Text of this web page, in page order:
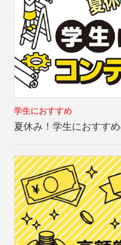
学生におすすめ
夏休み！学生におすす